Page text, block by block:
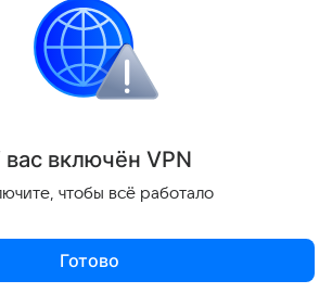
современной жизни:
вас включён VPN
чтобы всё работало
Готово